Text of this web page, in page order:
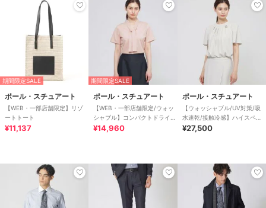
期間限定SALE
ポール・スチュアート
【WEB・一部店舗限定】リゾ
ートトート
¥11,137
期間限定SALE
ポール・スチュアート
【WEB・一部店舗限定/ウォッ
シャブル】コンパクトドライジ
ャージ プルオーバー
¥14,960
ポール・スチュアート
【ウォッシャブル/UV対策/吸
水速乾/接触冷感】ハイスペッ
クジョーゼット ブラウス
¥27,500